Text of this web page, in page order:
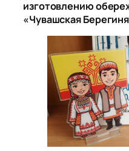
изготовлению
«Чувашская